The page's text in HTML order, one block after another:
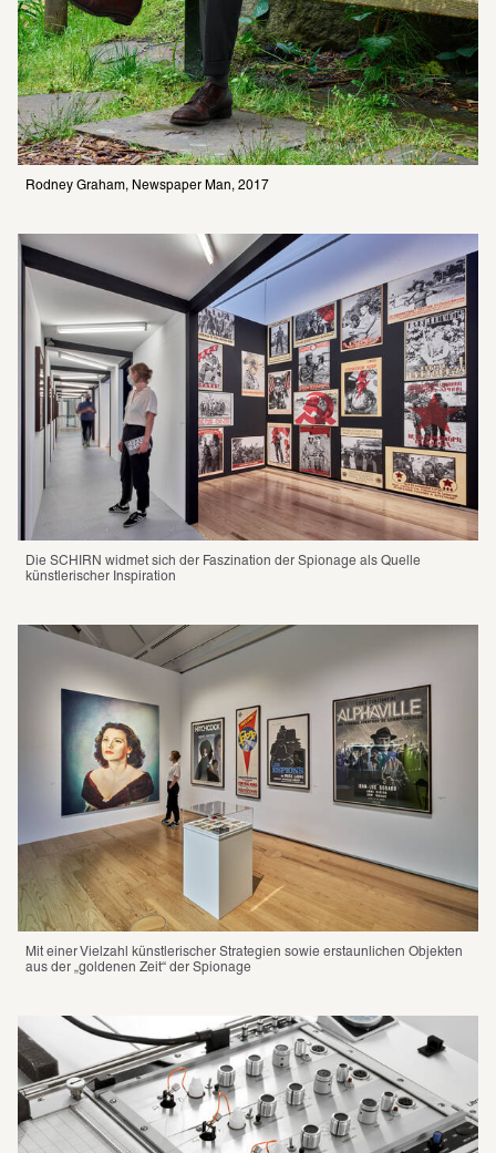
Rodney Graham, Newspaper Man, 2017
Die SCHIRN widmet sich der Faszination der Spionage als Quelle
künstlerischer Inspiration
Mit einer Viel­zahl künst­le­ri­scher Stra­te­gien sowie erstaun­li­chen Objek­ten
aus der „goldenen Zeit“ der Spio­nage